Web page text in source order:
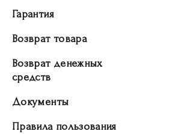
Гарантия
Возврат товара
Возврат денежных
средств
Документы
Правила пользования